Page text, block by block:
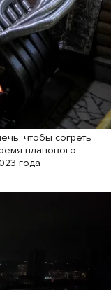
чтобы согреть
планового
года